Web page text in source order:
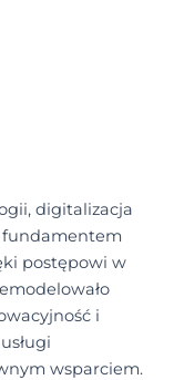
digitalizacja
fundamentem
postępowi w
i
wsparciem.